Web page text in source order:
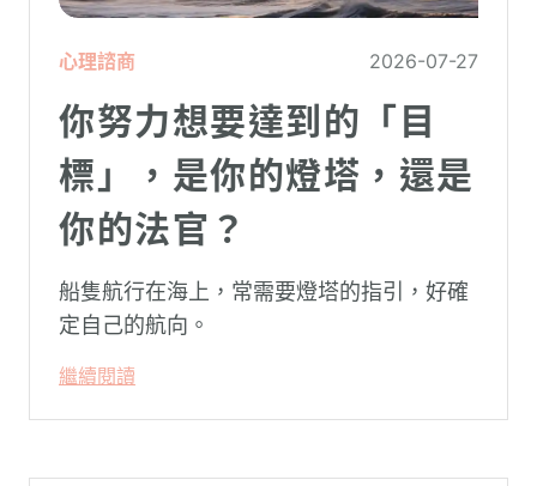
心理諮商 2026-07-27
你努力想要達到的「目
標」，是你的燈塔，還是
你的法官？
船隻航行在海上，常需要燈塔的指引，好確
定自己的航向。
繼續閱讀